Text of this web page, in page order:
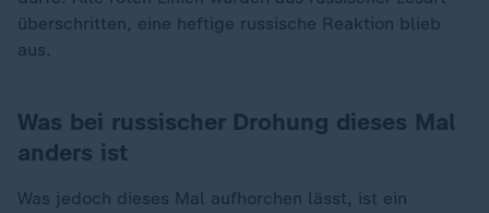
überschritten, eine heftige russische Reaktion blieb
aus.
Was bei russischer Drohung dieses Mal
anders ist
Was jedoch dieses Mal aufhorchen lässt, ist ein